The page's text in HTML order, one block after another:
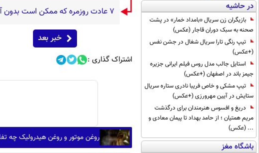
در حاشیه
بازیگران زن سریال «بامداد خمار» در پشت
صحنه به سبک دوران قاجار (عکس)
تیپ رنگی تارا سریال شغال در جشن نفس
(+عکس)
استایل جالب مدل روس فیلم ایرانی جزیره
جیمز باند در اصفهان (+عکس)
تیپ مشکی و خاص فریبا نادری ستاره سریال
ستایش در آیین مهرورزی (+عکس)
دریغ و افسوس هنرمندان برای درگذشت
مریم همتیان ؛ از حامد بهداد تا پیمان معادی و
... (عکس)
باشگاه مغز
۷ عادت روزمره که ممکن است بدون آنکه متوجه باشید، به قلبتان فشار وارد کنند
خبر بعد
اشتراک گذاری :
روغن موتور و روغن هیدرولیک چه